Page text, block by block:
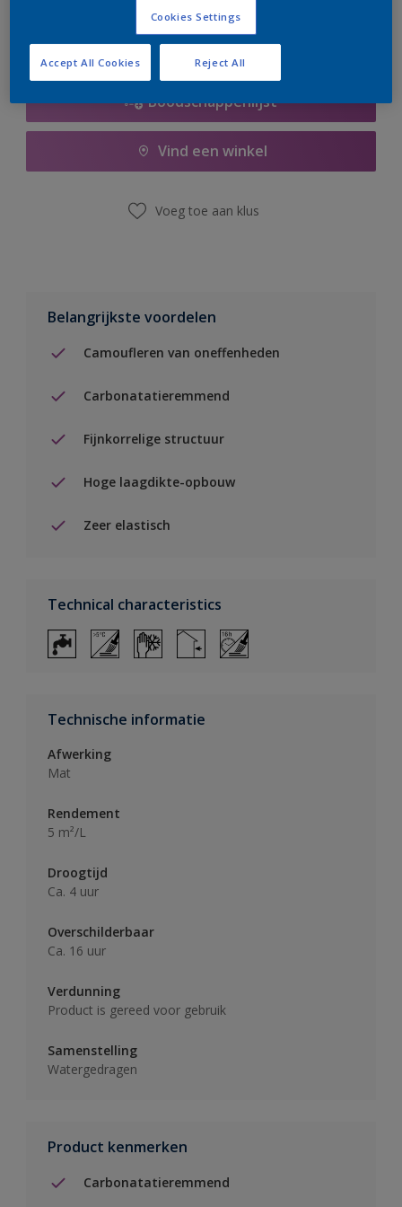
Boodschappenlijst
Vind een winkel
Voeg toe aan klus
Belangrijkste voordelen
Camoufleren van oneffenheden
Carbonatatieremmend
Fijnkorrelige structuur
Hoge laagdikte-opbouw
Zeer elastisch
Technical characteristics
Technische informatie
Afwerking
Mat
Rendement
5 m²/L
Droogtijd
Ca. 4 uur
Overschilderbaar
Ca. 16 uur
Verdunning
Product is gereed voor gebruik
Samenstelling
Watergedragen
Product kenmerken
Carbonatatieremmend
Cookies Settings
Reject All
Accept All Cookies